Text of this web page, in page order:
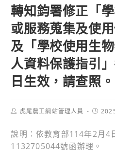
轉知鈞署修正「
或服務蒐集及使
及「學校使用生
人資料保護指引
日生效，請查照。
Post虎尾農工網站管理人員
Post
說明：依教育部114年2月4
1132705044號函辦理。